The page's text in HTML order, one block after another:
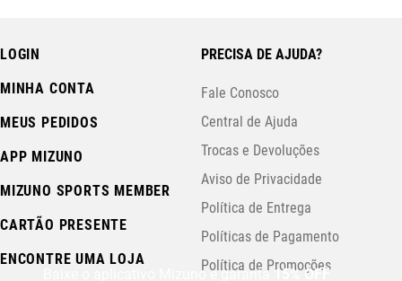
Baixe o aplicativo Mizuno e garanta 15% OFF
LOGIN
MINHA CONTA
MEUS PEDIDOS
APP MIZUNO
MIZUNO SPORTS MEMBER
CARTÃO PRESENTE
ENCONTRE UMA LOJA
PRECISA DE AJUDA?
Fale Conosco
Central de Ajuda
Trocas e Devoluções
Aviso de Privacidade
Política de Entrega
Políticas de Pagamento
Política de Promoções